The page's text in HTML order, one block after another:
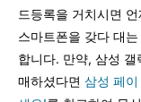
드등록을 거치시면
스마트폰을 갖다 대
합니다. 만약, 삼성
매하셨다면 삼성 페